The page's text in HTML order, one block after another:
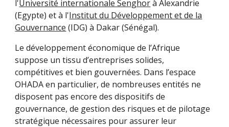
l'Université internationale Senghorà Alexandrie
(Egypte) et à l'Institut du Développement et de la
Gouvernance (IDG) à Dakar (Sénégal).
Le développement économique de l’Afrique
suppose un tissu d’entreprises solides,
compétitives et bien gouvernées. Dans l’espace
OHADA en particulier, de nombreuses entités ne
disposent pas encore des dispositifs de
gouvernance, de gestion des risques et de pilotage
stratégique nécessaires pour assurer leur